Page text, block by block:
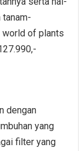
tanam-
world of plants
dengan
yang
filter yang